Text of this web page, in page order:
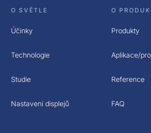
O SVĚTLE
Účinky
Technologie
Studie
Nastavení displejů
O
Produkty
Aplikace/
Reference
FAQ